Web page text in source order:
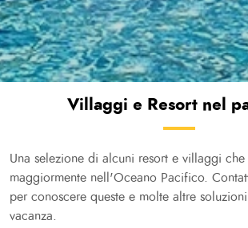
Villaggi e Resort nel
Una selezione di alcuni resort e villaggi che
maggiormente nell'Oceano Pacifico.
per conoscere queste e molte altre
vacanza.